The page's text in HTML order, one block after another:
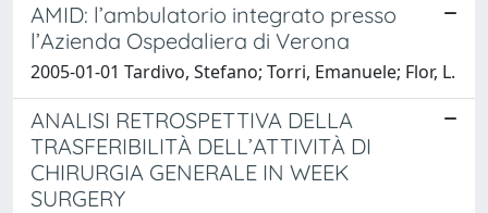
AMID: l’ambulatorio integrato presso
l’Azienda Ospedaliera di Verona
2005-01-01 Tardivo, Stefano; Torri, Emanuele; Flor, L.
ANALISI RETROSPETTIVA DELLA
TRASFERIBILITÀ DELL’ATTIVITÀ DI
CHIRURGIA GENERALE IN WEEK
SURGERY